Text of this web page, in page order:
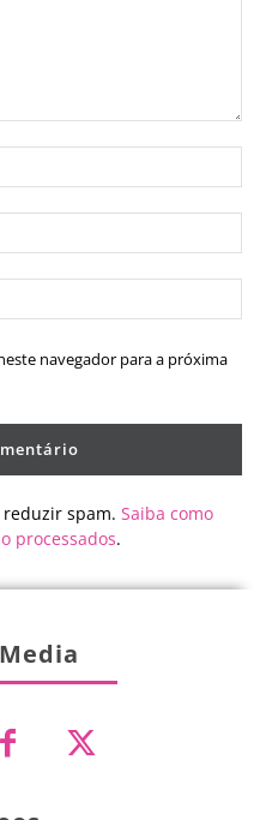
navegador para a próxima
spam. Saiba como
processados.